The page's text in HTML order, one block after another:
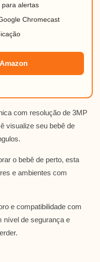
para alertas
Chromecast
com resolução de 3MP
visualize seu bebê de
o bebê de perto, esta
e ambientes com
e compatibilidade com
nível de segurança e